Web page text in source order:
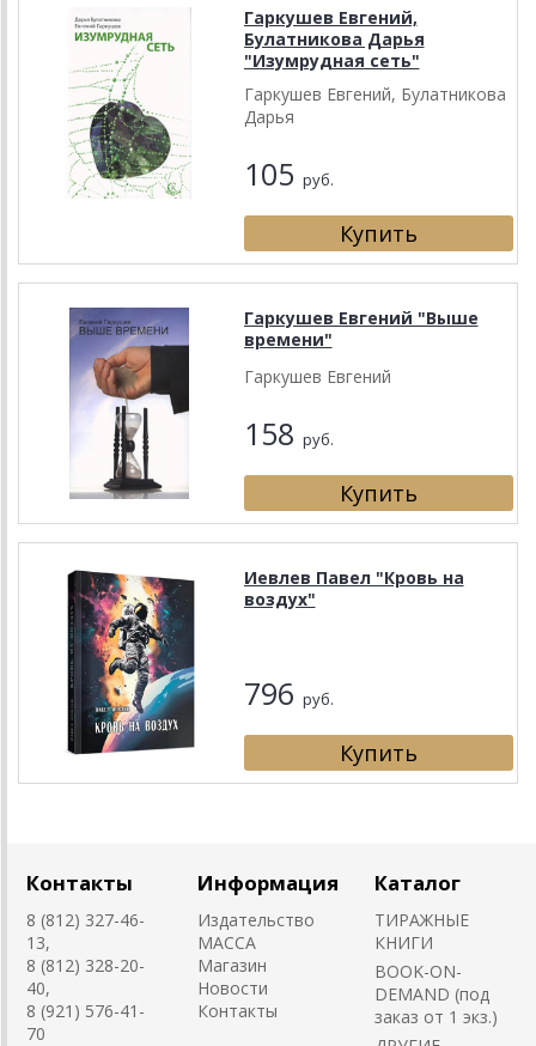
Гаркушев Евгений,
Булатникова Дарья
"Изумрудная сеть"
Гаркушев Евгений, Булатникова
Дарья
105 руб.
Гаркушев Евгений "Выше
времени"
Гаркушев Евгений
158 руб.
Иевлев Павел "Кровь на
воздух"
796 руб.
Контакты
8 (812) 327-46-
13,
8 (812) 328-20-
40,
8 (921) 576-41-
70
Информация
Издательство
MACCA
Магазин
Новости
Контакты
Каталог
ТИРАЖНЫЕ
КНИГИ
BOOK-ON-
DEMAND (под
заказ от 1 экз.)